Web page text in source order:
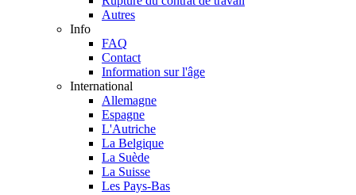
Autres
Info
FAQ
Contact
Information sur l'âge
International
Allemagne
Espagne
L'Autriche
La Belgique
La Suède
La Suisse
Les Pays-Bas